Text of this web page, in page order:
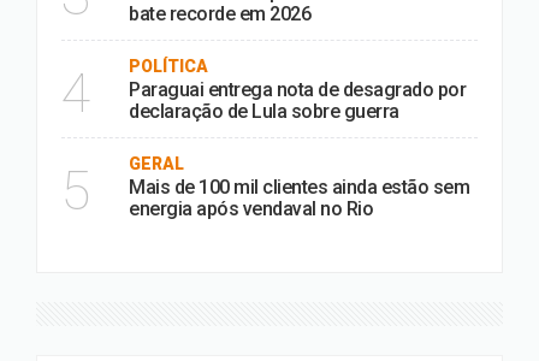
bate recorde em 2026
4 POLÍTICA
Paraguai entrega nota de desagrado por
declaração de Lula sobre guerra
5 GERAL
Mais de 100 mil clientes ainda estão sem
energia após vendaval no Rio